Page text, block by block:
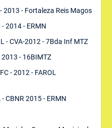
2013 - Fortaleza Reis Magos
2014 - ERMN
- CVA-2012 - 7Bda Inf MTZ
2013 - 16BIMTZ
- 2012 - FAROL
CBNR 2015 - ERMN